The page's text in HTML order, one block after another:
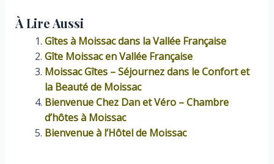
À Lire Aussi
Gîtes à Moissac dans la Vallée Française
Gîte Moissac en Vallée Française
Moissac Gîtes – Séjournez dans le Confort et
la Beauté de Moissac
Bienvenue Chez Dan et Véro – Chambre
d’hôtes à Moissac
Bienvenue à l’Hôtel de Moissac